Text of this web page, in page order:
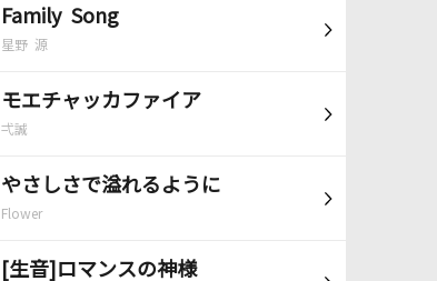
Family Song
星野 源
モエチャッカファイア
弌誠
やさしさで溢れるように
Flower
[生音]ロマンスの神様